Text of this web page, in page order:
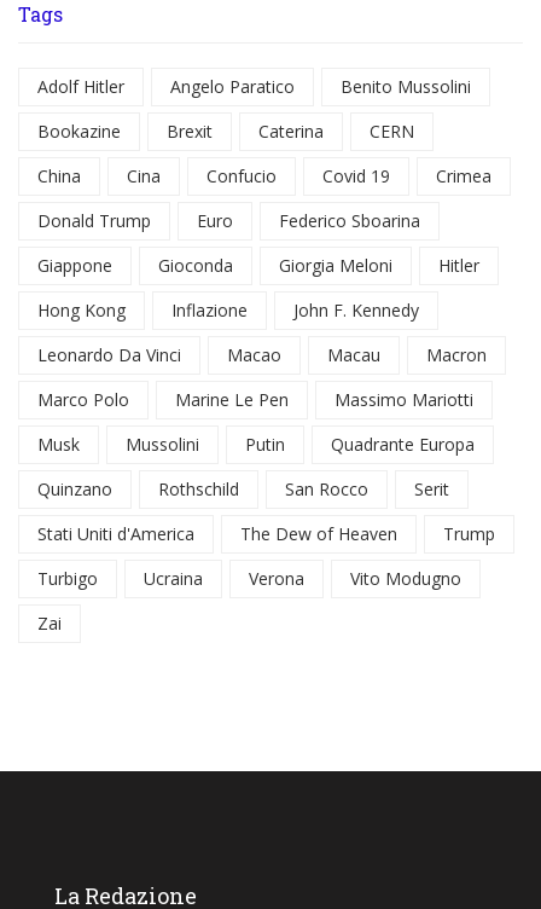
Tags
Adolf Hitler Angelo Paratico
Benito Mussolini
Bookazine
Brexit Caterina
CERN
China
Cina Confucio Covid 19
Crimea
Donald Trump
Euro
Federico Sboarina
Giappone
Gioconda Giorgia Meloni
Hitler
Hong Kong
Inflazione
John F. Kennedy
Leonardo Da Vinci
Macao Macau
Macron
Marco Polo
Marine Le Pen
Massimo Mariotti
Musk
Mussolini Putin
Quadrante Europa
Quinzano
Rothschild San Rocco
Serit
Stati Uniti d'America
The Dew of Heaven
Trump
Turbigo
Ucraina Verona
Vito Modugno
Zai
La Redazione